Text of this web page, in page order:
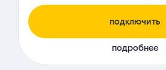
подключить
подробнее